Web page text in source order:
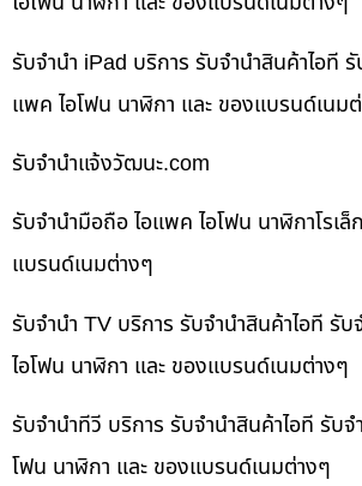
รับจำนำ iPad บริการ รับจำนำสินค้าไอที
แพค ไอโฟน นาฬิกา และ ของแบรนด์เนม
รับจํานําแจ้งวัฒนะ.com
รับจำนำมือถือ ไอแพค ไอโฟน นาฬิกาโรเ
แบรนด์เนมต่างๆ
รับจำนำ TV บริการ รับจำนำสินค้าไอที รั
ไอโฟน นาฬิกา และ ของแบรนด์เนมต่างๆ
รับจำนำทีวี บริการ รับจำนำสินค้าไอที รับ
โฟน นาฬิกา และ ของแบรนด์เนมต่างๆ